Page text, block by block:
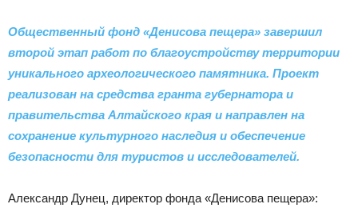
|
Тюменцевский
район
Общественный фонд «Денисова пещера» завершил
второй этап работ по благоустройству территории
уникального археологического памятника. Проект
реализован на средства гранта губернатора и
правительства Алтайского края и направлен на
сохранение культурного наследия и обеспечение
безопасности для туристов и исследователей.
Александр Дунец, директор фонда «Денисова пещера»: